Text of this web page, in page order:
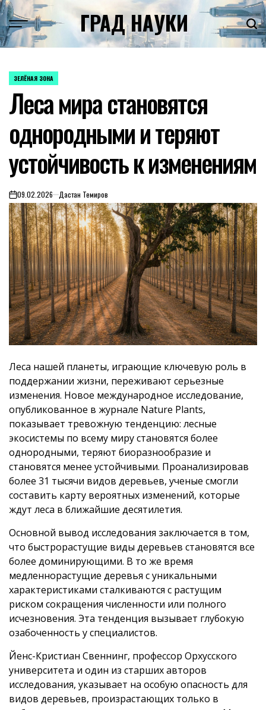
Skip
to
content
ГРАД НАУКИ
POSTED
ЗЕЛЁНАЯ ЗОНА
Леса мира становятся
однородными и теряют
устойчивость к изменениям
on09.02.2026 Дастан Темиров
Леса нашей планеты, играющие ключевую роль в
поддержании жизни, переживают серьезные
изменения. Новое международное исследование,
опубликованное в журнале Nature Plants,
показывает тревожную тенденцию: лесные
экосистемы по всему миру становятся более
однородными, теряют биоразнообразие и
становятся менее устойчивыми. Проанализировав
более 31 тысячи видов деревьев, ученые смогли
составить карту вероятных изменений, которые
ждут леса в ближайшие десятилетия.
Основной вывод исследования заключается в том,
что быстрорастущие виды деревьев становятся все
более доминирующими. В то же время
медленнорастущие деревья с уникальными
характеристиками сталкиваются с растущим
риском сокращения численности или полного
исчезновения. Эта тенденция вызывает глубокую
озабоченность у специалистов.
Йенс-Кристиан Свеннинг, профессор Орхусского
университета и один из старших авторов
исследования, указывает на особую опасность для
видов деревьев, произрастающих только в